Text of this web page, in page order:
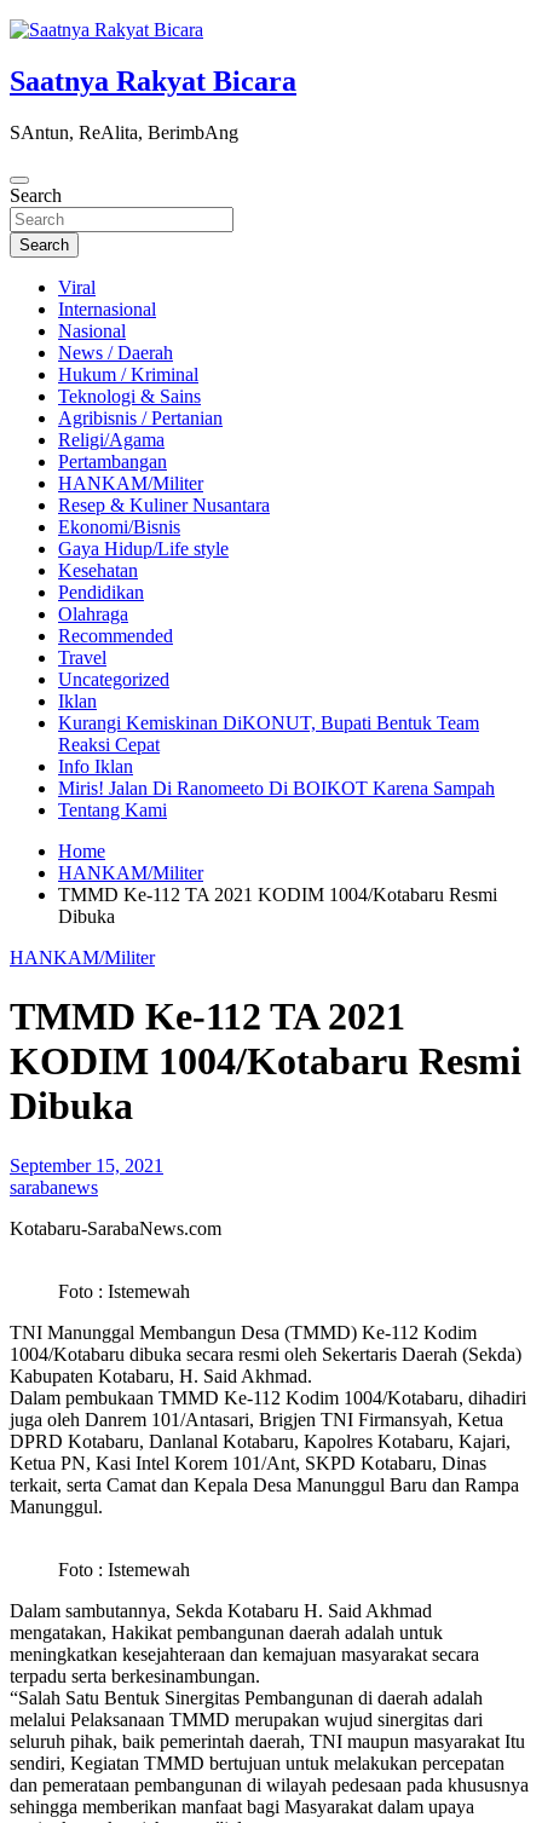
Saatnya Rakyat Bicara
SAntun, ReAlita, BerimbAng
Search
Search
Viral
Internasional
Nasional
News / Daerah
Hukum / Kriminal
Teknologi & Sains
Agribisnis / Pertanian
Religi/Agama
Pertambangan
HANKAM/Militer
Resep & Kuliner Nusantara
Ekonomi/Bisnis
Gaya Hidup/Life style
Kesehatan
Pendidikan
Olahraga
Recommended
Travel
Uncategorized
Iklan
Kurangi Kemiskinan DiKONUT, Bupati Bentuk Team
Reaksi Cepat
Info Iklan
Miris! Jalan Di Ranomeeto Di BOIKOT Karena Sampah
Tentang Kami
Home
HANKAM/Militer
TMMD Ke-112 TA 2021 KODIM 1004/Kotabaru Resmi
Dibuka
HANKAM/Militer
TMMD Ke-112 TA 2021
KODIM 1004/Kotabaru Resmi
Dibuka
September 15, 2021
sarabanews
Kotabaru-SarabaNews.com
Foto : Istemewah
TNI Manunggal Membangun Desa (TMMD) Ke-112 Kodim
1004/Kotabaru dibuka secara resmi oleh Sekertaris Daerah (Sekda)
Kabupaten Kotabaru, H. Said Akhmad.
Dalam pembukaan TMMD Ke-112 Kodim 1004/Kotabaru, dihadiri
juga oleh Danrem 101/Antasari, Brigjen TNI Firmansyah, Ketua
DPRD Kotabaru, Danlanal Kotabaru, Kapolres Kotabaru, Kajari,
Ketua PN, Kasi Intel Korem 101/Ant, SKPD Kotabaru, Dinas
terkait, serta Camat dan Kepala Desa Manunggul Baru dan Rampa
Manunggul.
Foto : Istemewah
Dalam sambutannya, Sekda Kotabaru H. Said Akhmad
mengatakan, Hakikat pembangunan daerah adalah untuk
meningkatkan kesejahteraan dan kemajuan masyarakat secara
terpadu serta berkesinambungan.
“Salah Satu Bentuk Sinergitas Pembangunan di daerah adalah
melalui Pelaksanaan TMMD merupakan wujud sinergitas dari
seluruh pihak, baik pemerintah daerah, TNI maupun masyarakat Itu
sendiri, Kegiatan TMMD bertujuan untuk melakukan percepatan
dan pemerataan pembangunan di wilayah pedesaan pada khususnya
sehingga memberikan manfaat bagi Masyarakat dalam upaya